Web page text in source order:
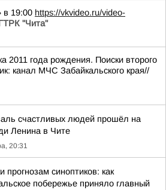
в 19:00 https://vkvideo.ru/video-
"Чита"
2011 года рождения. Поиски второго
канал МЧС Забайкальского края//
счастливых людей прошёл на
Ленина в Чите
20:31
прогнозам синоптиков: как
побережье приняло главный